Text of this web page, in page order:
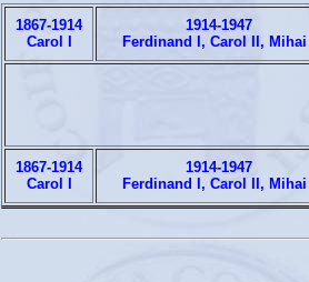
1867-1914
Carol I
1914-1947
Ferdinand I, Carol II, Mihai I
1867-1914
Carol I
1914-1947
Ferdinand I, Carol II, Mihai I